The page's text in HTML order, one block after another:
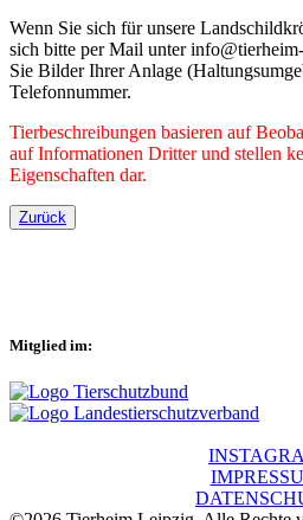
Wenn Sie sich für unsere
sich bitte per Mail unter
Sie Bilder Ihrer Anlage
Telefonnummer.
Tierbeschreibungen basieren auf
auf Informationen Dritter und stellen
Eigenschaften dar.
Zurück
Mitglied im: